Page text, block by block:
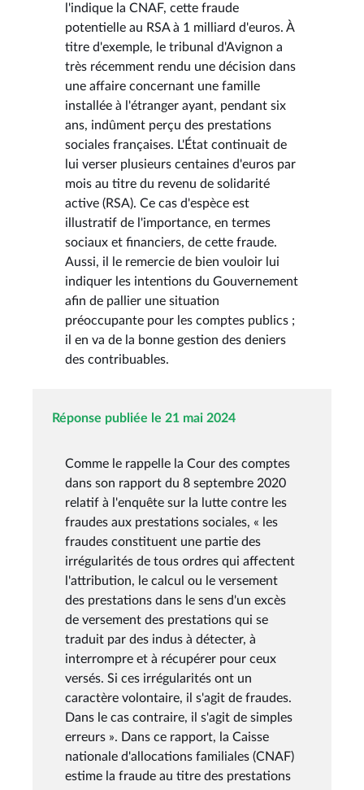
l'indique la CNAF, cette fraude
potentielle au RSA à 1 milliard d'euros. À
titre d'exemple, le tribunal d'Avignon a
très récemment rendu une décision dans
une affaire concernant une famille
installée à l'étranger ayant, pendant six
ans, indûment perçu des prestations
sociales françaises. L'État continuait de
lui verser plusieurs centaines d'euros par
mois au titre du revenu de solidarité
active (RSA). Ce cas d'espèce est
illustratif de l'importance, en termes
sociaux et financiers, de cette fraude.
Aussi, il le remercie de bien vouloir lui
indiquer les intentions du Gouvernement
afin de pallier une situation
préoccupante pour les comptes publics ;
il en va de la bonne gestion des deniers
des contribuables.
Réponse publiée le 21 mai 2024
Comme le rappelle la Cour des comptes
dans son rapport du 8 septembre 2020
relatif à l'enquête sur la lutte contre les
fraudes aux prestations sociales, « les
fraudes constituent une partie des
irrégularités de tous ordres qui affectent
l'attribution, le calcul ou le versement
des prestations dans le sens d'un excès
de versement des prestations qui se
traduit par des indus à détecter, à
interrompre et à récupérer pour ceux
versés. Si ces irrégularités ont un
caractère volontaire, il s'agit de fraudes.
Dans le cas contraire, il s'agit de simples
erreurs ». Dans ce rapport, la Caisse
nationale d'allocations familiales (CNAF)
estime la fraude au titre des prestations